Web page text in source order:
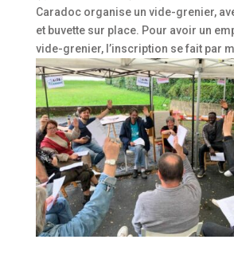
Caradoc organise un vide-grenier,
et buvette sur place. Pour avoir un
vide-grenier, l’inscription se fait par